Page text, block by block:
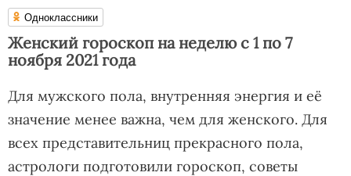
Одноклассники
Женский гороскоп на неделю с 1 по 7
ноября 2021 года
Для мужского пола, внутренняя энергия и её
значение менее важна, чем для женского. Для
всех представительниц прекрасного пола,
астрологи подготовили гороскоп, советы